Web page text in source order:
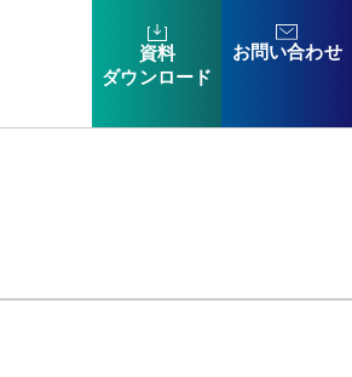
資料
ダウンロード
お問い合わせ